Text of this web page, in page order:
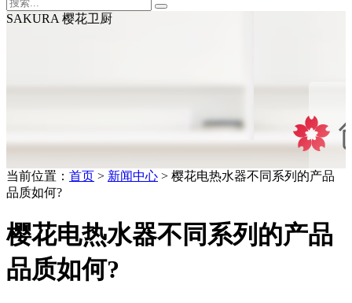
SAKURA 樱花卫厨
当前位置： 首页 > 新闻中心 > 樱花电热水器不同系列的产品
品质如何?
樱花电热水器不同系列的产品
品质如何?